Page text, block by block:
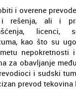
i overene
rešenja, ali i
licenci,
kao što su
za obavljanje
i sudski
prevod tekovina